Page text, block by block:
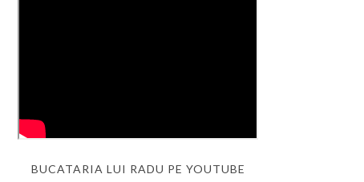
BUCATARIA LUI RADU PE YOUTUBE